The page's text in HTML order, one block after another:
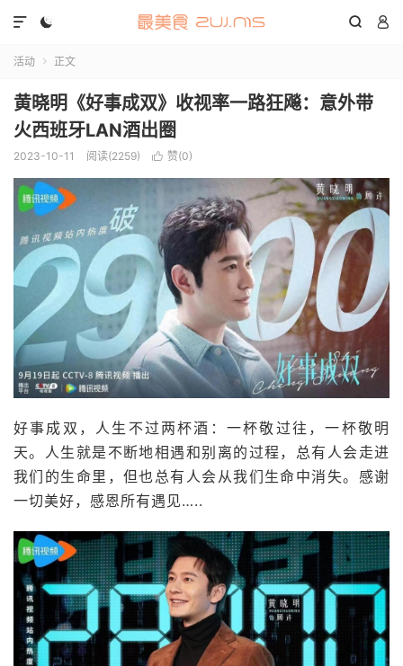
  

活动  正文
黄晓明《好事成双》收视率一路狂飚：意外带
火西班牙LAN酒出圈
2023-10-11 阅读(2259)  赞(0)
好事成双，人生不过两杯酒：一杯敬过往，一杯敬明
天。人生就是不断地相遇和别离的过程，总有人会走进
我们的生命里，但也总有人会从我们生命中消失。感谢
一切美好，感恩所有遇见…..